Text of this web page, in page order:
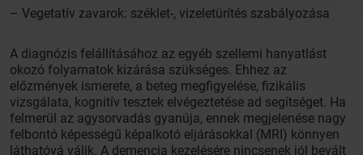
– Vegetatív zavarok: széklet-, vizeletürítés szabályozása
A diagnózis felállításához az egyéb szellemi hanyatlást
okozó folyamatok kizárása szükséges. Ehhez az
előzmények ismerete, a beteg megfigyelése, fizikális
vizsgálata, kognitív tesztek elvégeztetése ad segítséget. Ha
felmerül az agysorvadás gyanúja, ennek megjelenése nagy
felbontó képességű képalkotó eljárásokkal (MRI) könnyen
láthatóvá válik. A demencia kezelésére nincsenek jól bevált